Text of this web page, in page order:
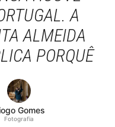
A
ALMEIDA
PORQUÊ
Gomes
Fotografia